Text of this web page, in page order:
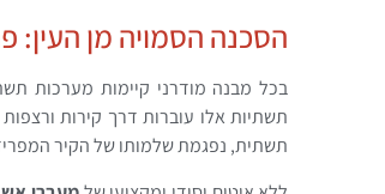
הסכנה הסמויה מן העין:
בכל מבנה מודרני קיימות מערכות
תשתיות אלו עוברות דרך קירות
תשתית, נפגמת שלמותו של הקיר